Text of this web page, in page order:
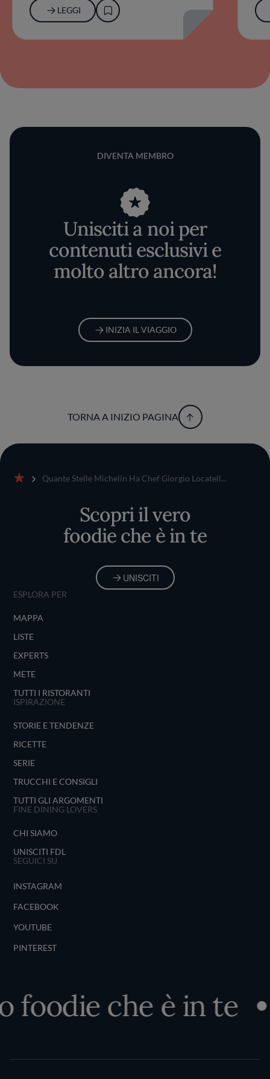
LEGGI
DIVENTA MEMBRO
Unisciti a noi per
contenuti esclusivi e
molto altro ancora!
INIZIA IL VIAGGIO
TORNA A INIZIO PAGINA
Quante Stelle Michelin Ha Chef Giorgio Locatell...
Scopri il vero
foodie che è in te
UNISCITI
ESPLORA PER
MAPPA
LISTE
EXPERTS
METE
TUTTI I RISTORANTI
ISPIRAZIONE
STORIE E TENDENZE
RICETTE
SERIE
TRUCCHI E CONSIGLI
TUTTI GLI ARGOMENTI
FINE DINING LOVERS
CHI SIAMO
UNISCITI FDL
SEGUICI SU
INSTAGRAM
FACEBOOK
YOUTUBE
PINTEREST
che è in te